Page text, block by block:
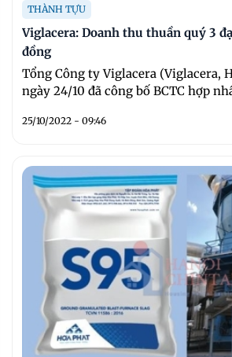
THÀNH TỰU
Viglacera: Doanh thu thuần quý 3
đồng
Tổng Công ty Viglacera (Viglacera,
ngày 24/10 đã công bố BCTC hợp
25/10/2022 - 09:46